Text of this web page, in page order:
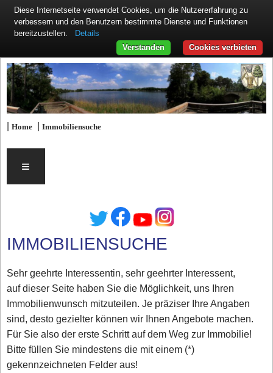
|Home |Immobiliensuche
≡
IMMOBILIENSUCHE
Sehr geehrte Interessentin, sehr geehrter Interessent,
auf dieser Seite haben Sie die Möglichkeit, uns Ihren
Immobilienwunsch mitzuteilen. Je präziser Ihre Angaben
sind, desto gezielter können wir Ihnen Angebote machen.
Für Sie also der erste Schritt auf dem Weg zur Immobilie!
Bitte füllen Sie mindestens die mit einem (*)
gekennzeichneten Felder aus!
Diese Internetseite verwendet Cookies, um die Nutzererfahrung zu
verbessern und den Benutzern bestimmte Dienste und Funktionen
bereitzustellen.
Details
Cookies verbieten
Verstanden